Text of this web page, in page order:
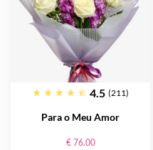
4.5 (211)
Para o Meu Amor
€ 76.00